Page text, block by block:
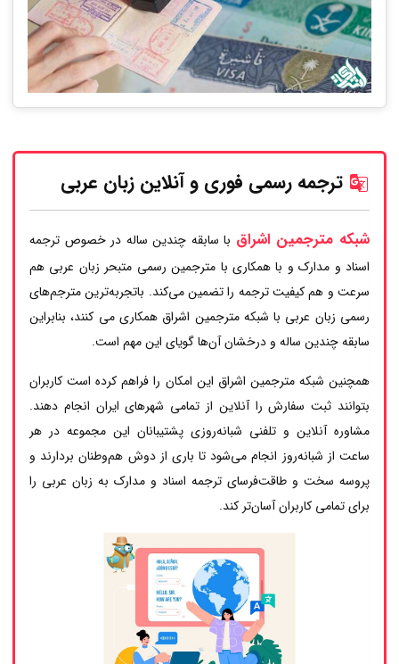
ترجمه رسمی فوری و آنلاین زبان عربی
شبکه مترجمین اشراق با سابقه چندین ساله در خصوص ترجمه
اسناد و مدارک و با همکاری با مترجمین رسمی متبحر زبان عربی هم
سرعت و هم کیفیت ترجمه را تضمین می‌کند. باتجربه‌ترین مترجم‌های
رسمی زبان عربی با شبکه مترجمین اشراق همکاری می کنند، بنابراین
سابقه چندین ساله و درخشان آن‌ها گویای این مهم است.
همچنین شبکه مترجمین اشراق این امکان را فراهم کرده است کاربران
بتوانند ثبت سفارش را آنلاین از تمامی شهرهای ایران انجام دهند.
مشاوره آنلاین و تلفنی شبانه‌روزی پشتیبانان این مجموعه در هر
ساعت از شبانه‌روز انجام می‌شود تا باری از دوش هم‌وطنان بردارند و
پروسه سخت و طاقت‌فرسای ترجمه اسناد و مدارک به زبان عربی را
برای تمامی کاربران آسان‌تر کند.